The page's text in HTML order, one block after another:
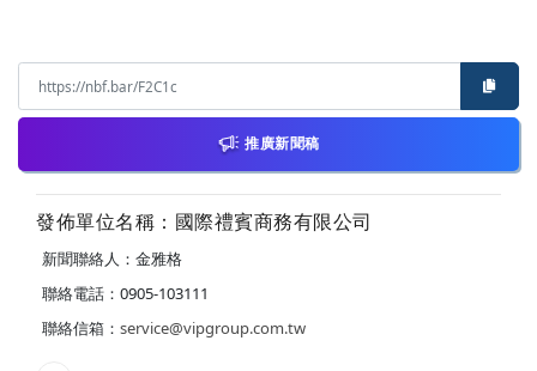
推廣新聞稿
發佈單位名稱：國際禮賓商務有限公司
新聞聯絡人：金雅格
聯絡電話：0905-103111
聯絡信箱： service@vipgroup.com.tw